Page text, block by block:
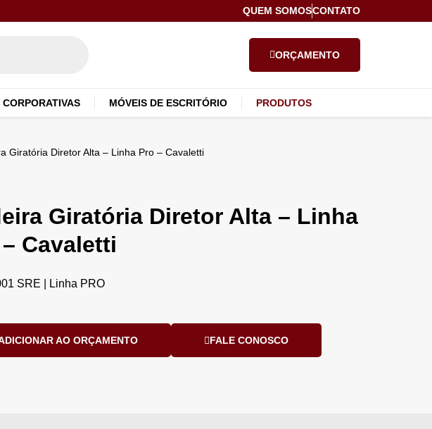
QUEM SOMOSCONTATO
ORÇAMENTO
MÓVEIS DE ESCRITÓRIO PRODUTOS
Giratória Diretor Alta – Linha Pro – Cavaletti
Giratória Diretor Alta – Linha
Cavaletti
SRE | Linha PRO
AO ORÇAMENTO FALE CONOSCO